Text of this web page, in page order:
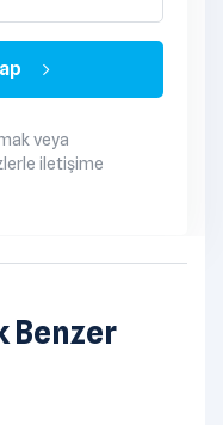
tekne
veya
iletişime
Benzer